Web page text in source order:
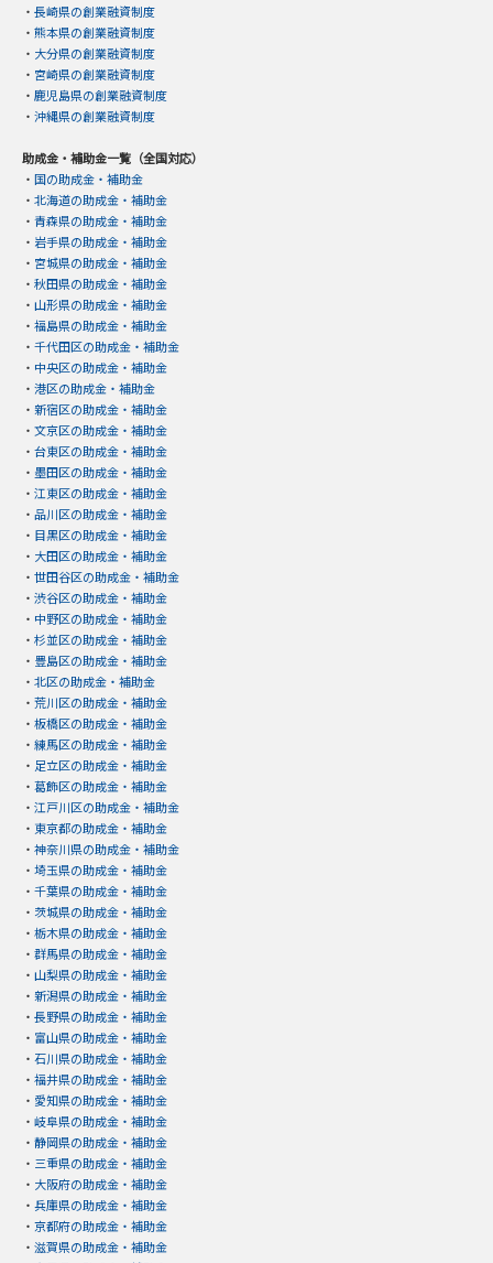
・ 長崎県の創業融資制度
・ 熊本県の創業融資制度
・ 大分県の創業融資制度
・ 宮崎県の創業融資制度
・ 鹿児島県の創業融資制度
・ 沖縄県の創業融資制度
助成金・補助金一覧（全国対応）
・ 国の助成金・補助金
・ 北海道の助成金・補助金
・ 青森県の助成金・補助金
・ 岩手県の助成金・補助金
・ 宮城県の助成金・補助金
・ 秋田県の助成金・補助金
・ 山形県の助成金・補助金
・ 福島県の助成金・補助金
・ 千代田区の助成金・補助金
・ 中央区の助成金・補助金
・ 港区の助成金・補助金
・ 新宿区の助成金・補助金
・ 文京区の助成金・補助金
・ 台東区の助成金・補助金
・ 墨田区の助成金・補助金
・ 江東区の助成金・補助金
・ 品川区の助成金・補助金
・ 目黒区の助成金・補助金
・ 大田区の助成金・補助金
・ 世田谷区の助成金・補助金
・ 渋谷区の助成金・補助金
・ 中野区の助成金・補助金
・ 杉並区の助成金・補助金
・ 豊島区の助成金・補助金
・ 北区の助成金・補助金
・ 荒川区の助成金・補助金
・ 板橋区の助成金・補助金
・ 練馬区の助成金・補助金
・ 足立区の助成金・補助金
・ 葛飾区の助成金・補助金
・ 江戸川区の助成金・補助金
・ 東京都の助成金・補助金
・ 神奈川県の助成金・補助金
・ 埼玉県の助成金・補助金
・ 千葉県の助成金・補助金
・ 茨城県の助成金・補助金
・ 栃木県の助成金・補助金
・ 群馬県の助成金・補助金
・ 山梨県の助成金・補助金
・ 新潟県の助成金・補助金
・ 長野県の助成金・補助金
・ 富山県の助成金・補助金
・ 石川県の助成金・補助金
・ 福井県の助成金・補助金
・ 愛知県の助成金・補助金
・ 岐阜県の助成金・補助金
・ 静岡県の助成金・補助金
・ 三重県の助成金・補助金
・ 大阪府の助成金・補助金
・ 兵庫県の助成金・補助金
・ 京都府の助成金・補助金
・ 滋賀県の助成金・補助金